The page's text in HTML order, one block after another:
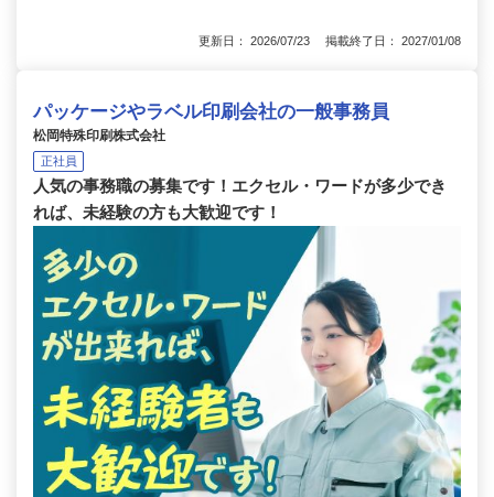
更新日： 2026/07/23 掲載終了日： 2027/01/08
パッケージやラベル印刷会社の一般事務員
松岡特殊印刷株式会社
正社員
人気の事務職の募集です！エクセル・ワードが多少でき
れば、未経験の方も大歓迎です！